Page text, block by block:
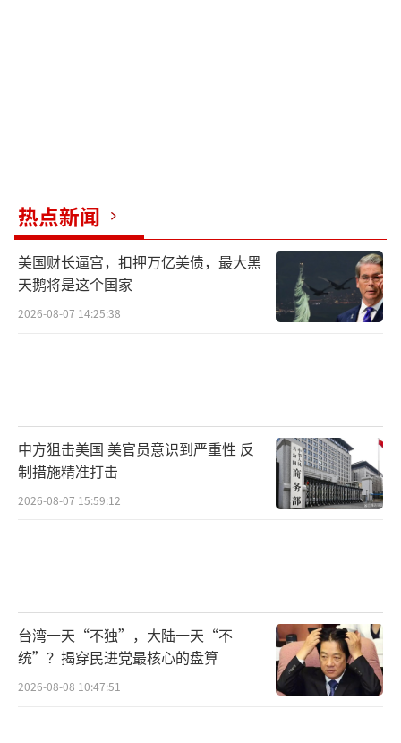
热点新闻
美国财长逼宫，扣押万亿美债，最大黑
天鹅将是这个国家
2026-08-07 14:25:38
中方狙击美国 美官员意识到严重性 反
制措施精准打击
2026-08-07 15:59:12
台湾一天“不独”，大陆一天“不
统”？揭穿民进党最核心的盘算
2026-08-08 10:47:51